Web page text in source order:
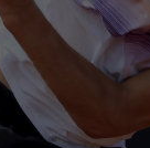
Ihrer